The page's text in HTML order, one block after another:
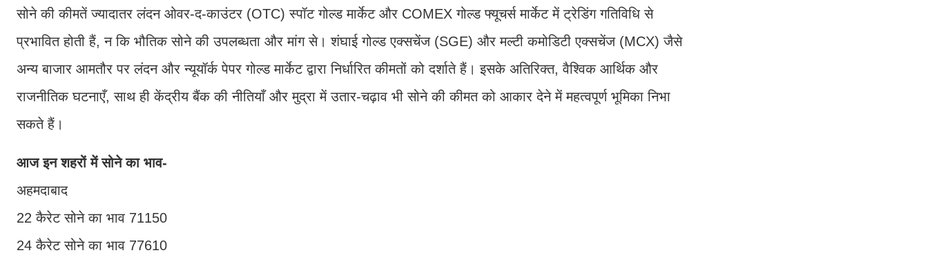
सोने की कीमतें ज्यादातर लंदन ओवर-द-काउंटर (OTC) स्पॉट गोल्ड मार्केट और COMEX गोल्ड फ्यूचर्स मार्केट में ट्रेडिंग गतिविधि से
प्रभावित होती हैं, न कि भौतिक सोने की उपलब्धता और मांग से। शंघाई गोल्ड एक्सचेंज (SGE) और मल्टी कमोडिटी एक्सचेंज (MCX) जैसे
अन्य बाजार आमतौर पर लंदन और न्यूयॉर्क पेपर गोल्ड मार्केट द्वारा निर्धारित कीमतों को दर्शाते हैं। इसके अतिरिक्त, वैश्विक आर्थिक और
राजनीतिक घटनाएँ, साथ ही केंद्रीय बैंक की नीतियाँ और मुद्रा में उतार-चढ़ाव भी सोने की कीमत को आकार देने में महत्वपूर्ण भूमिका निभा
सकते हैं।
आज इन शहरों में सोने का भाव-
अहमदाबाद
22 कैरेट सोने का भाव 71150
24 कैरेट सोने का भाव 77610